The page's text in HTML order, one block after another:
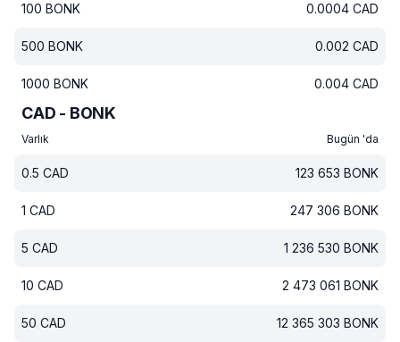
100 BONK 0.0004 CAD
500 BONK 0.002 CAD
1000 BONK 0.004 CAD
CAD - BONK
Varlık Bugün 'da
0.5 CAD 123 653 BONK
1 CAD 247 306 BONK
5 CAD 1 236 530 BONK
10 CAD 2 473 061 BONK
50 CAD 12 365 303 BONK